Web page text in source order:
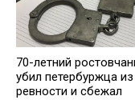
70-летний
убил петербуржца из
ревности и сбежал